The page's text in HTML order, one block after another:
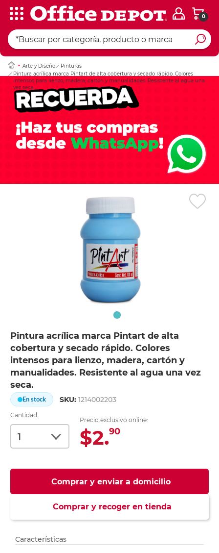
0
Arte y Diseño
Pinturas
Pintura acrílica marca Pintart de alta cobertura y secado rápido. Colores
intensos para lienzo, madera, cartón y manualidades. Resistente al agua una
vez seca.
Pintura acrílica marca Pintart de alta
cobertura y secado rápido. Colores
intensos para lienzo, madera, cartón y
manualidades. Resistente al agua una vez
seca.
En stock SKU:1214002203
Cantidad
Precio exclusivo online:
$2.90
Comprar y enviar a domicilio
Comprar y recoger en tienda
Ingresar Codigo
Características